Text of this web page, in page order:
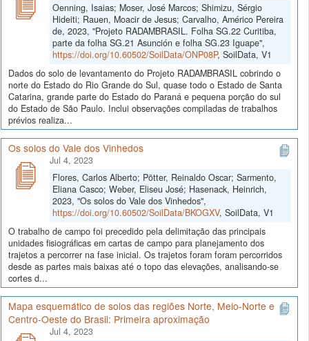
Oenning, Isaias; Moser, José Marcos; Shimizu, Sérgio
Hideiti; Rauen, Moacir de Jesus; Carvalho, Américo Pereira
de, 2023, "Projeto RADAMBRASIL. Folha SG.22 Curitiba,
parte da folha SG.21 Asunción e folha SG.23 Iguape",
https://doi.org/10.60502/SoilData/ONP08P, SoilData, V1
Dados do solo de levantamento do Projeto RADAMBRASIL cobrindo o
norte do Estado do Rio Grande do Sul, quase todo o Estado de Santa
Catarina, grande parte do Estado do Paraná e pequena porção do sul
do Estado de São Paulo. Inclui observações compiladas de trabalhos
prévios realiza...
Os solos do Vale dos Vinhedos
Jul 4, 2023
Flores, Carlos Alberto; Pötter, Reinaldo Oscar; Sarmento,
Eliana Casco; Weber, Eliseu José; Hasenack, Heinrich,
2023, "Os solos do Vale dos Vinhedos",
https://doi.org/10.60502/SoilData/BKOGXV, SoilData, V1
O trabalho de campo foi precedido pela delimitação das principais
unidades fisiográficas em cartas de campo para planejamento dos
trajetos a percorrer na fase inicial. Os trajetos foram foram percorridos
desde as partes mais baixas até o topo das elevações, analisando-se
cortes d...
Mapa esquemático de solos das regiões Norte, Meio-Norte e
Centro-Oeste do Brasil: Primeira aproximação
Jul 4, 2023